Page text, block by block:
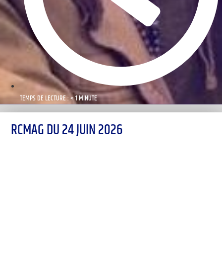
TEMPS DE LECTURE : < 1 MINUTE
RCMAG DU 24 JUIN 2026